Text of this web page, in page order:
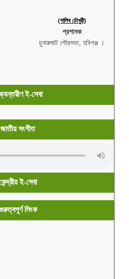
(গালিব চৌধুরী)
প্রশাসক
চুনারুঘাট পৌরসভা, হবিগঞ্জ ।
ই-সেবা
জাতীয় সংগীত
ই-সেবা
লিংক